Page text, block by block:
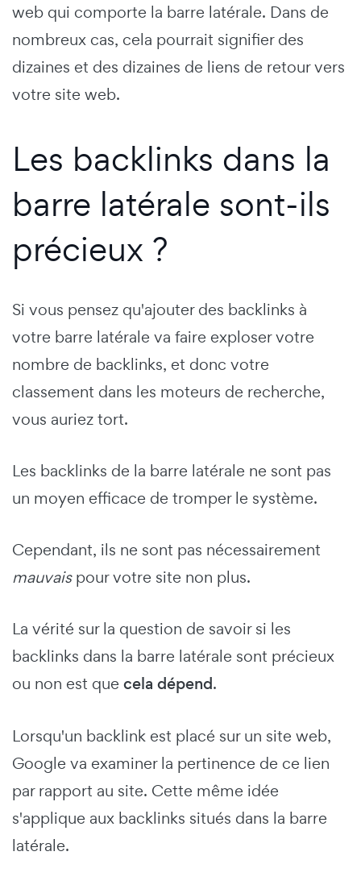
web qui comporte la barre latérale. Dans de
nombreux cas, cela pourrait signifier des
dizaines et des dizaines de liens de retour vers
votre site web.
Les backlinks dans la
barre latérale sont-ils
précieux ?
Si vous pensez qu'ajouter des backlinks à
votre barre latérale va faire exploser votre
nombre de backlinks, et donc votre
classement dans les moteurs de recherche,
vous auriez tort.
Les backlinks de la barre latérale ne sont pas
un moyen efficace de tromper le système.
Cependant, ils ne sont pas nécessairement
mauvaispour votre site non plus.
La vérité sur la question de savoir si les
backlinks dans la barre latérale sont précieux
ou non est que cela dépend.
Lorsqu'un backlink est placé sur un site web,
Google va examiner la pertinence de ce lien
par rapport au site. Cette même idée
s'applique aux backlinks situés dans la barre
latérale.